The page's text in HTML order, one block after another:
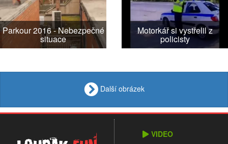
Parkour 2016 - Nebezpečné
situace
Motorkář si vystřelil z
policisty
Další obrázek
VIDEO